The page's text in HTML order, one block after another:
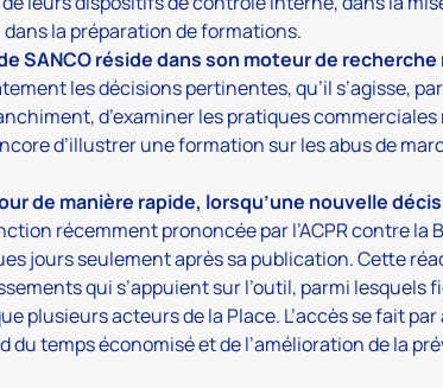
la préparation de formations.
SANCO réside dans son moteur de
les décisions pertinentes, qu’il s’agisse,
d’examiner les pratiques commerciales
d’illustrer une formation sur les abus de
de manière rapide, lorsqu’une nouvelle
récemment prononcée par l’ACPR contre la
jours seulement après sa publication. Cette
qui s’appuient sur l’outil, parmi lesquels
plusieurs acteurs de la Place. L’accès se fait
du temps économisé et de l’amélioration de la